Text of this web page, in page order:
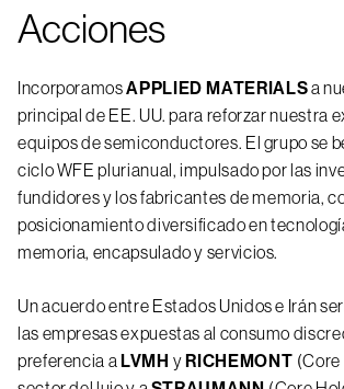
Acciones
IncorporamosAPPLIED MATERIALSa
principal de EE. UU. para reforzar nuestra
equipos de semiconductores. El grupo se
ciclo WFE plurianual, impulsado por las
fundidores y los fabricantes de memoria,
posicionamiento diversificado en
memoria, encapsulado y servicios.
Un acuerdo entre Estados Unidos e Irán
las empresas expuestas al consumo
preferencia aLVMHyRICHEMONT (Core